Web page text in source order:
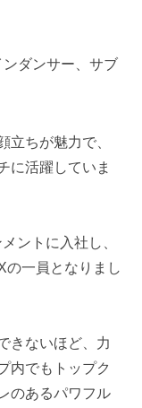
ダンサー、サブ
立ちが魅力で、
に活躍していま
ントに入社し、
の一員となりまし
きないほど、力
内でもトップク
のあるパワフル